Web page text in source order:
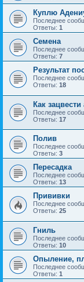
Куплю
Последнее
Ответы: 1
Семена
Последнее
Ответы: 7
Результат
Последнее
Ответы: 18
Как
Последнее
Ответы: 17
Полив
Последнее
Ответы: 3
Пересадка
Последнее
Ответы: 13
Прививки
Последнее
Ответы: 25
Гниль
Последнее
Ответы: 10
Опыление,
Последнее
Ответы: 1